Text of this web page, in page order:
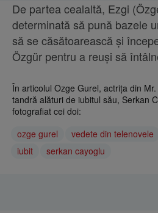
De partea cealaltă, Ezgi
determinată să pună bazele
să se căsătoarească şi
Özgür pentru a reuşi să
În articolul Ozge Gurel, actrița din
tandră alături de iubitul său, Serkan
fotografiat cei doi:
ozge gurel
vedete din telenovele
iubit
serkan cayoglu